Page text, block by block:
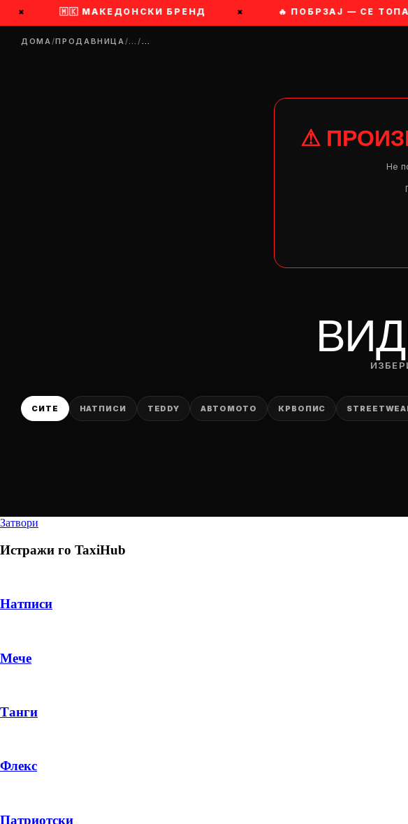
🇲🇰 МАКЕДОНСКИ БРЕНД 🔥 ПОБРЗАЈ — СЕ
ДОМА/ПРОДАВНИЦА/…/…
⚠
Не
СИТЕ НАТПИСИ TEDDY АВТОМОТО КРВОПИС
Затвори
Истражи го TaxiHub
Натписи
Мече
Танги
Флекс
Патриотски